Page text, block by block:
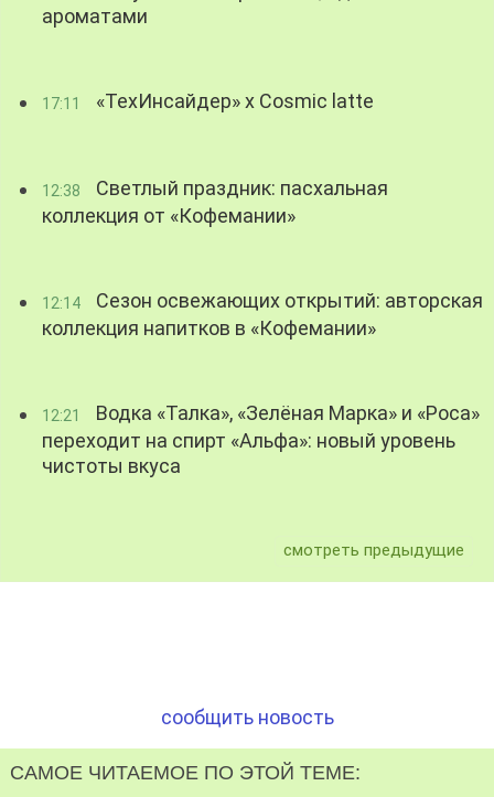
ароматами
17:11 «ТехИнсайдер» х Cosmic latte
12:38
Светлый праздник: пасхальная
коллекция от «Кофемании»
12:14
Сезон освежающих открытий: авторская
коллекция напитков в «Кофемании»
12:21
Водка «Талка», «Зелёная Марка» и «Роса»
переходит на спирт «Альфа»: новый уровень
чистоты вкуса
смотреть предыдущие
сообщить новость
САМОЕ ЧИТАЕМОЕ ПО ЭТОЙ ТЕМЕ: